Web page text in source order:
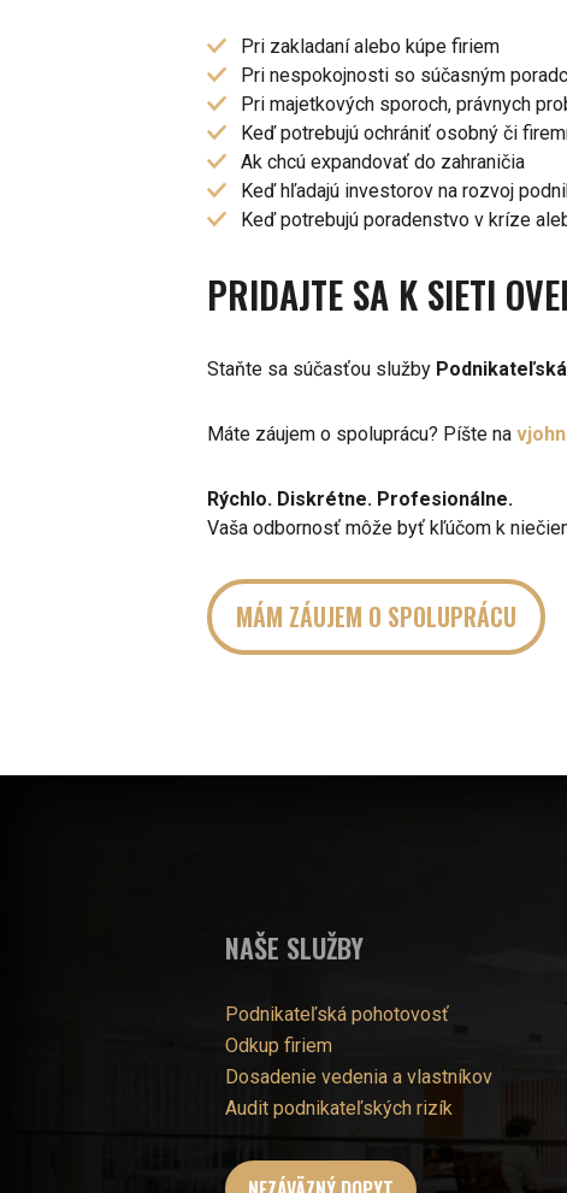
Pri zakladaní alebo kúpe firiem
Pri nespokojnosti so súčasným
Pri majetkových sporoch, právnych
Keď potrebujú ochrániť osobný či
Ak chcú expandovať do zahraničia
Keď hľadajú investorov na rozvoj
Keď potrebujú poradenstvo v kríze
PRIDAJTE SA K SIETI
Staňte sa súčasťou služby
Máte záujem o spoluprácu? Píšte na
Rýchlo. Diskrétne. Profesionálne.
Vaša odbornosť môže byť kľúčom k
MÁM ZÁUJEM O SPOLUPRÁCU
NAŠE SLUŽBY
Podnikateľská pohotovosť
Odkup firiem
Dosadenie vedenia a vlastníkov
Audit podnikateľských rizík